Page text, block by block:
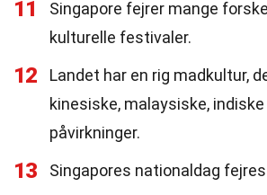
11
Singapore fejrer mange
kulturelle festivaler.
12
Landet har en rig madkultur,
kinesiske, malaysiske,
påvirkninger.
13 Singapores nationaldag